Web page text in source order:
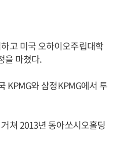
고 미국 오하이오주립대학
을 마쳤다.
KPMG와 삼정KPMG에서 투
쳐 2013년 동아쏘시오홀딩